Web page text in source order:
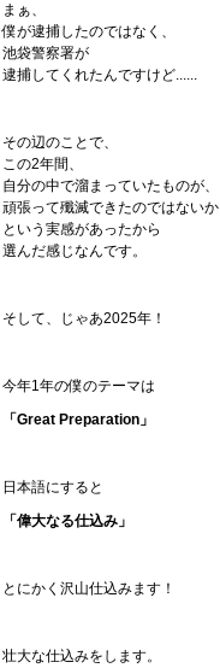
まぁ、
僕が逮捕したのではなく、
池袋警察署が
逮捕してくれたんですけど......
その辺のことで、
この2年間、
自分の中で溜まっていたものが、
頑張って殲滅できたのではないか
という実感があったから
選んだ感じなんです。
そして、じゃあ2025年！
今年1年の僕のテーマは
「Great Preparation」
日本語にすると
「偉大なる仕込み」
とにかく沢山仕込みます！
壮大な仕込みをします。